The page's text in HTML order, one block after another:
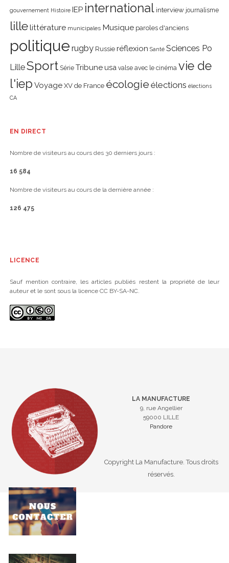
gouvernement Histoire IEP international interview journalisme
lillelittérature municipales Musique paroles d'anciens
politique rugby Russie réflexion Santé Sciences Po
LilleSport Série Tribune usa valse avec le cinéma vie de
l'iep Voyage XV de France écologie élections élections
CA
EN DIRECT
Nombre de visiteurs au cours des 30 derniers jours :
16 584
Nombre de visiteurs au cours de la dernière année :
126 475
LICENCE
Sauf mention contraire, les articles publiés restent la propriété de leur
auteur et le sont sous la licence CC BY-SA-NC.
LA MANUFACTURE
9, rue Angellier
59000 LILLE
Pandore
Copyright La Manufacture. Tous droits
réservés.